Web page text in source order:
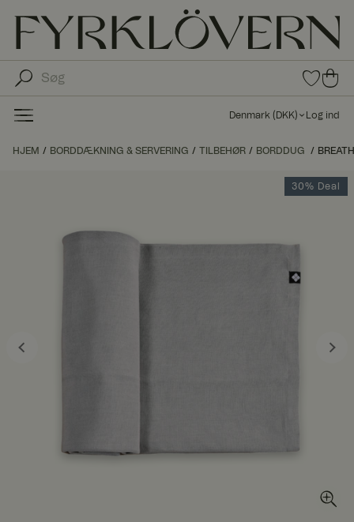
0
var
fav
0
var
er i
kø
kur
ve
Denmark ( DKK) Log ind
HJEM BORDDÆKNING & SERVERING TILBEHØR BORDDUG
30% Deal